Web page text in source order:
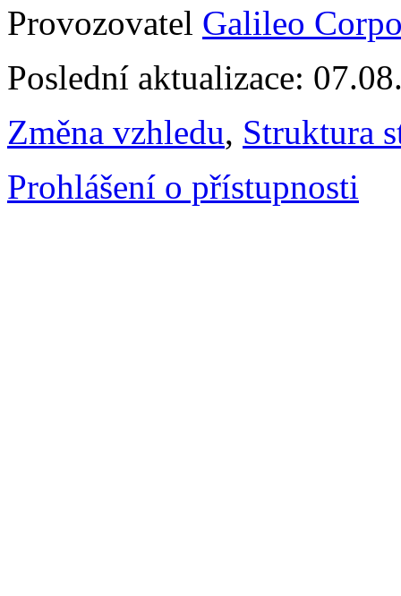
Provozovatel Galileo
Poslední aktualizace:
Změna vzhledu, Struktura
Prohlášení o přístupnosti